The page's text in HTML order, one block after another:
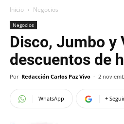
Inicio Negocios
Negocios
Disco, Jumbo y
descuentos de
Por Redacción Carlos Paz Vivo - 2
WhatsApp +